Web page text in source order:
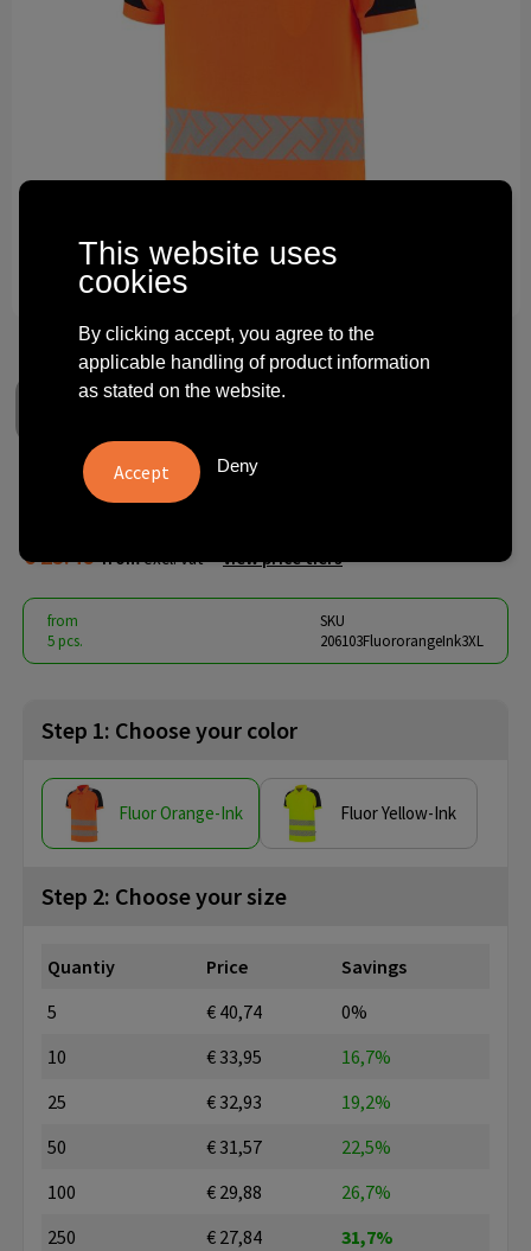
Technology and electronics
Poloshirt High Vis Redefined
€ 25.46 fromexcl. vat - view price tiers
from
5 pcs.
SKU
206103FluororangeInk3XL
Step 1: Choose your color
Fluor Orange-Ink Fluor Yellow-Ink
Step 2: Choose your size
Quantiy Price
Savings
5
€ 40,74
0%
10
€ 33,95
16,7%
25
€ 32,93
19,2%
50
€ 31,57
22,5%
100
€ 29,88
26,7%
250
€ 27,84
31,7%
This website uses
cookies
By clicking accept, you agree to the
applicable handling of product information
as stated on the website.
Deny